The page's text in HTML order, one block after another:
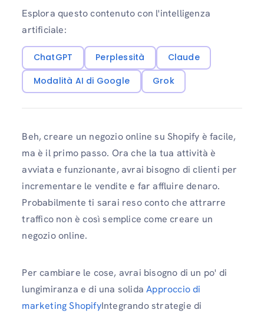
Esplora questo contenuto con l'intelligenza
artificiale:
ChatGPT Perplessità
Claude
Modalità AI di Google
Grok
Beh, creare un negozio online su Shopify è facile,
ma è il primo passo. Ora che la tua attività è
avviata e funzionante, avrai bisogno di clienti per
incrementare le vendite e far affluire denaro.
Probabilmente ti sarai reso conto che attrarre
traffico non è così semplice come creare un
negozio online.
Per cambiare le cose, avrai bisogno di un po' di
lungimiranza e di una solidaApproccio di
marketing ShopifyIntegrando strategie di